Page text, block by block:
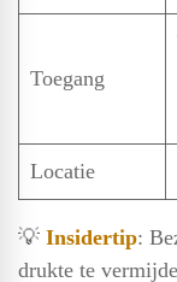
Toegang
Locatie
💡 Insidertip:
drukte te